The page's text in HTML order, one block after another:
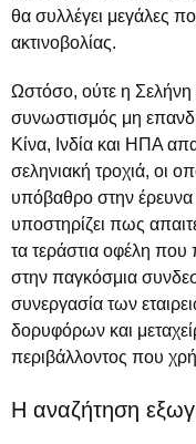
θα συλλέγει μεγάλες
ακτινοβολίας.
Ωστόσο, ούτε η Σελήνη
συνωστισμός μη
Κίνα, Ινδία και ΗΠΑ
σεληνιακή τροχιά, οι
υπόβαθρο στην
υποστηρίζει πως
τα τεράστια οφέλη
στην παγκόσμια
συνεργασία των
δορυφόρων και
περιβάλλοντος που
Η αναζήτηση